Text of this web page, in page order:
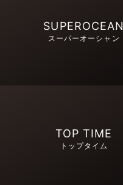
SUPEROCEAN
スーパーオーシャン
TOP TIME
トップタイム